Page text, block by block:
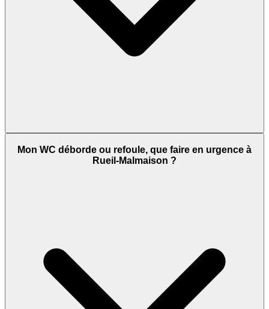
Mon WC déborde ou refoule, que faire en urgence à
Rueil-Malmaison ?